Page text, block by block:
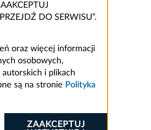
DO SERWISU”.
oraz więcej informacji
osobowych,
i plikach
są na stronie Polityka
ZAAKCEPTUJ